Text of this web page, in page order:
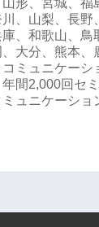
形、宮城、
、山梨、長野
、和歌山、鳥
大分、熊本
ミュニケーシ
間2,000回セ
ュニケーショ